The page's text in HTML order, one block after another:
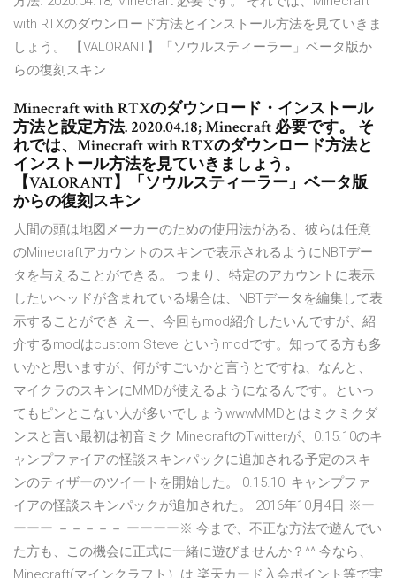
with RTXのダウンロード方法とインストール方法を見ていきま
しょう。 【VALORANT】「ソウルスティーラー」ベータ版か
らの復刻スキン
Minecraft with RTXのダウンロード・インストール
方法と設定方法. 2020.04.18; Minecraft 必要です。 そ
れでは、Minecraft with RTXのダウンロード方法と
インストール方法を見ていきましょう。
【VALORANT】「ソウルスティーラー」ベータ版
からの復刻スキン
人間の頭は地図メーカーのための使用法がある、彼らは任意
のMinecraftアカウントのスキンで表示されるようにNBTデー
タを与えることができる。 つまり、特定のアカウントに表示
したいヘッドが含まれている場合は、NBTデータを編集して表
示することができ えー、今回もmod紹介したいんですが、紹
介するmodはcustom Steve というmodです。知ってる方も多
いかと思いますが、何がすごいかと言うとですね、なんと、
マイクラのスキンにMMDが使えるようになるんです。といっ
てもピンとこない人が多いでしょうwwwMMDとはミクミクダ
ンスと言い最初は初音ミク MinecraftのTwitterが、0.15.10のキ
ャンプファイアの怪談スキンパックに追加される予定のスキ
ンのティザーのツイートを開始した。 0.15.10: キャンプファ
イアの怪談スキンパックが追加された。 2016年10月4日 ※ー
ーーー －－－－－ ーーーー※ 今まで、不正な方法で遊んでい
た方も、この機会に正式に一緒に遊びませんか？^^ 今なら、